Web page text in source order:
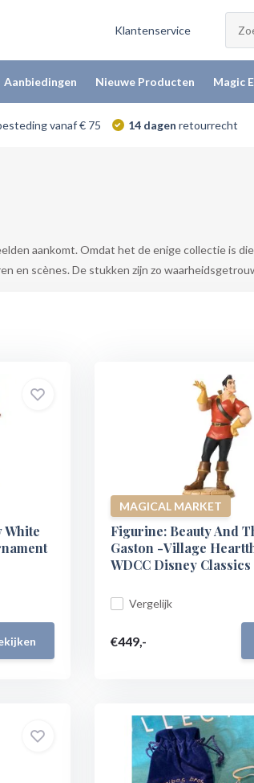
Klantenservice
Aanbiedingen Nieuwe Producten Magic
vanaf € 75 14 dagen retourrecht
aankomt. Omdat het de enige collectie is
en scènes. De stukken zijn zo
White
MAGICAL MARKET
Figurine: Beauty And
Gaston -Village
WDCC Disney Classics
Vergelijk
€449,-